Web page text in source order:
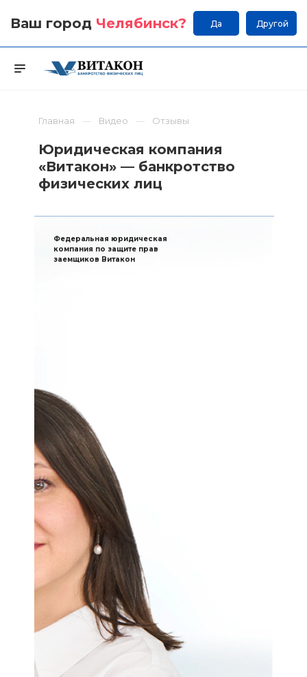
Ваш город Челябинск? Да Другой
Главная Видео Отзывы
Юридическая компания
«Витакон» — банкротство
физических лиц
Федеральная юридическая
компания по защите прав
заемщиков Витакон